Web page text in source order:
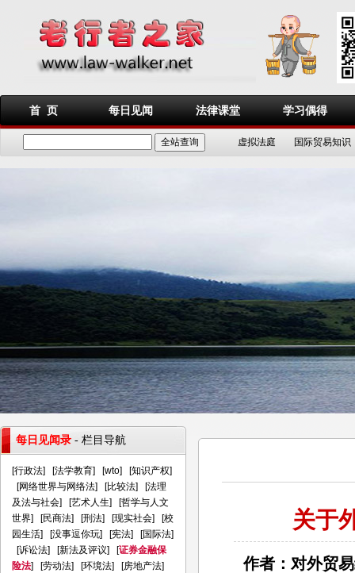
首 页 每日见闻 法律课堂 学习偶得
虚拟法庭 国际贸易知识
关于
作者：对外贸
每日见闻录 - 栏目导航
[行政法] [法学教育] [wto] [知识产权]
[网络世界与网络法] [比较法] [法理
及法与社会] [艺术人生] [哲学与人文
世界] [民商法] [刑法] [现实社会] [校
园生活] [没事逗你玩] [宪法] [国际法]
[诉讼法] [新法及评议] [证券金融保
险法] [劳动法] [环境法] [房地产法]